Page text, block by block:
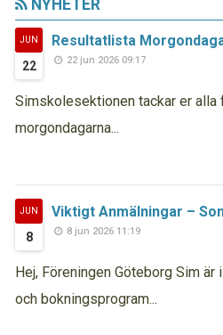
NYHETER
JUN
22
Resultatlista
22 jun 2026 09:17
Simskolesektionen tackar er alla
morgondagarna...
JUN
8
Viktigt Anmälningar –
8 jun 2026 11:19
Hej, Föreningen Göteborg Sim
och bokningsprogram...